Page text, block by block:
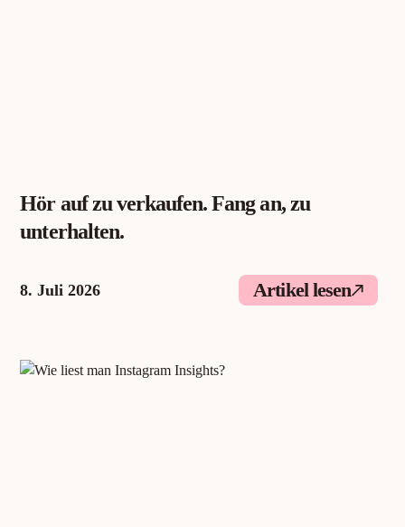
Hör auf zu verkaufen. Fang an, zu
unterhalten.
8. Juli 2026 Artikel lesen